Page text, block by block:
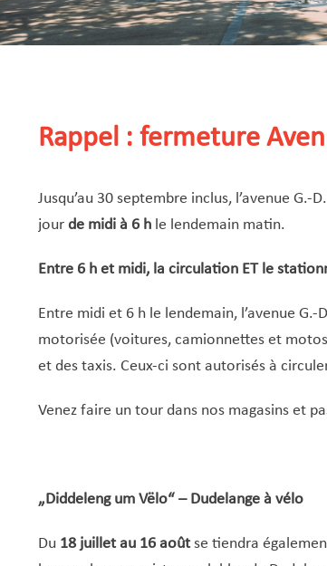
Rappel : fermeture
Jusqu’au 30 septembre inclus, l’avenue
jour de midi à 6 hle lendemain matin.
Entre 6 h et midi, la circulation ET le
Entre midi et 6 h le lendemain, l’avenue
motorisée (voitures, camionnettes et
et des taxis. Ceux-ci sont autorisés à
Venez faire un tour dans nos magasins et
„Diddeleng um Vëlo“ – Dudelange à vélo
Du 18 juillet au 16 aoûtse tiendra